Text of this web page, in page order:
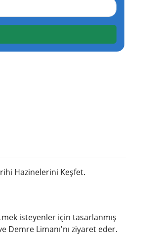
Hazinelerini Keşfet.
isteyenler için tasarlanmış
Demre Limanı'nı ziyaret eder.